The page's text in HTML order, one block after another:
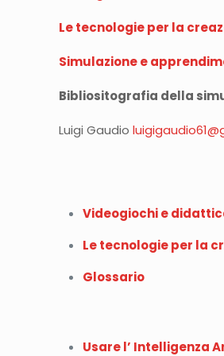
Le tecnologie per la
Simulazione e
Bibliositografia della
Luigi Gaudio
Videogiochi e
Le tecnologie per la
Glossario
Usare l’ Intelligenza